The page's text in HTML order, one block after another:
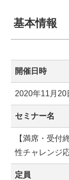
基本情報
開催日時
2020年11月
セミナー名
【満席・受付
性チャレンジ
定員